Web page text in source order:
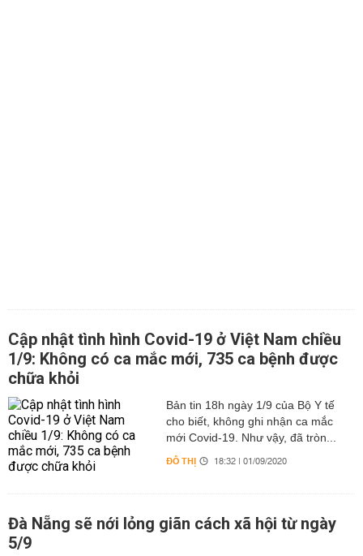
Cập nhật tình hình Covid-19 ở Việt Nam chiều
1/9: Không có ca mắc mới, 735 ca bệnh được
chữa khỏi
Bản tin 18h ngày 1/9 của Bộ Y tế
cho biết, không ghi nhận ca mắc
mới Covid-19. Như vậy, đã tròn...
ĐÔ THỊ 18:32 | 01/09/2020
Đà Nẵng sẽ nới lỏng giãn cách xã hội từ ngày
5/9